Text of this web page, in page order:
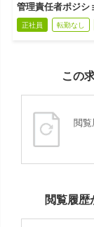
管理責任者ポジシ
正社員 転勤なし
この
閲覧
閲覧履歴